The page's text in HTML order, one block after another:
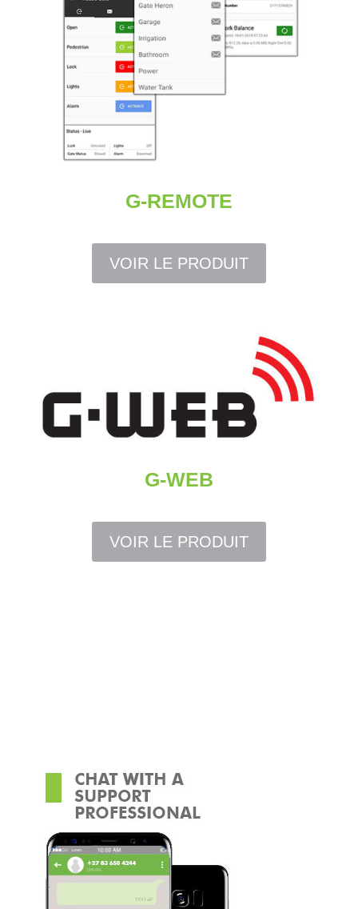
G-REMOTE
VOIR LE PRODUIT
G-WEB
VOIR LE PRODUIT